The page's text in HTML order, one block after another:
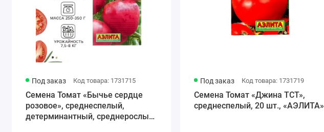
Под заказ Код товара: 1731715
Семена Томат «Бычье сердце
розовое», среднеспелый,
детерминантный, среднерослый,
Под заказ Код товара: 1731719
Семена Томат «Джина ТСТ»,
среднеспелый, 20 шт., «АЭЛИТА»